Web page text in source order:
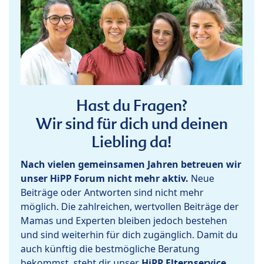
Hast du Fragen?
Wir sind für dich und deinen
Liebling da!
Nach vielen gemeinsamen Jahren betreuen wir
unser HiPP Forum nicht mehr aktiv. Neue
Beiträge oder Antworten sind nicht mehr
möglich. Die zahlreichen, wertvollen Beiträge der
Mamas und Experten bleiben jedoch bestehen
und sind weiterhin für dich zugänglich. Damit du
auch künftig die bestmögliche Beratung